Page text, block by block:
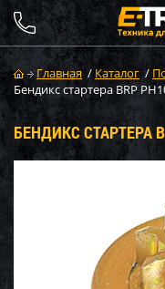
Главная / Каталог /
Бендикс стартера BRP
БЕНДИКС СТАРТЕРА